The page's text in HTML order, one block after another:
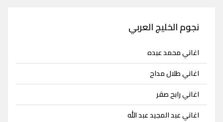
نجوم الخليج العربي
اغاني محمد عبده
اغاني طلال مداح
اغاني رابح صقر
اغاني عبد المجيد عبد الله